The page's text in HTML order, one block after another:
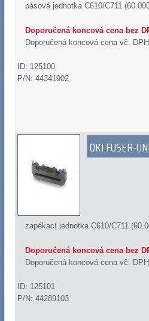
pásová jednotka C610/C711
Doporučená koncová cena bez
Doporučená koncová cena vč.
ID: 125100
P/N: 44341902
OKI FUSER-
zapékací jednotka C610/C711
Doporučená koncová cena bez
Doporučená koncová cena vč.
ID: 125101
P/N: 44289103